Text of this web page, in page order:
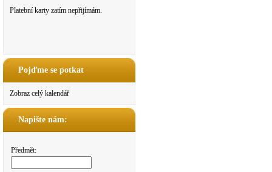
Platební karty zatím nepřijímám.
Pojďme se potkat
Zobraz celý kalendář
Napište nám:
Předmět: